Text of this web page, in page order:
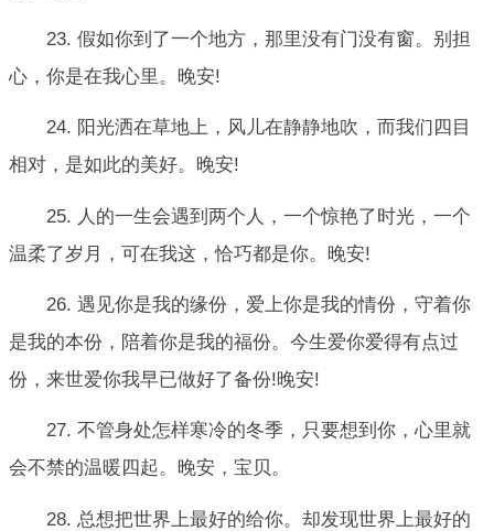
23. 假如你到了一个地方，那里没有门没有窗。别担
心，你是在我心里。晚安!
24. 阳光洒在草地上，风儿在静静地吹，而我们四目
相对，是如此的美好。晚安!
25. 人的一生会遇到两个人，一个惊艳了时光，一个
温柔了岁月，可在我这，恰巧都是你。晚安!
26. 遇见你是我的缘份，爱上你是我的情份，守着你
是我的本份，陪着你是我的福份。今生爱你爱得有点过
份，来世爱你我早已做好了备份!晚安!
27. 不管身处怎样寒冷的冬季，只要想到你，心里就
会不禁的温暖四起。晚安，宝贝。
28. 总想把世界上最好的给你。却发现世界上最好的